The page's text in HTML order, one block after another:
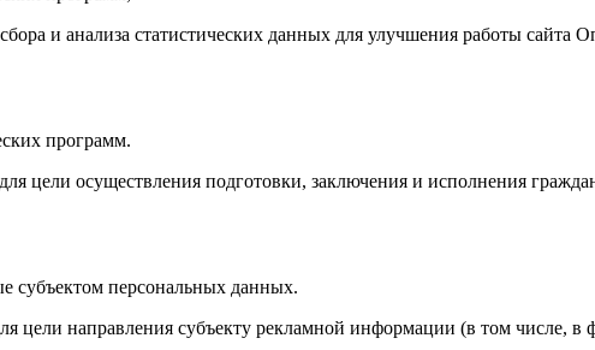
и анализа статистических данных для улучшения работы сайта
программ.
цели осуществления подготовки, заключения и исполнения
субъектом персональных данных.
цели направления субъекту рекламной информации (в том